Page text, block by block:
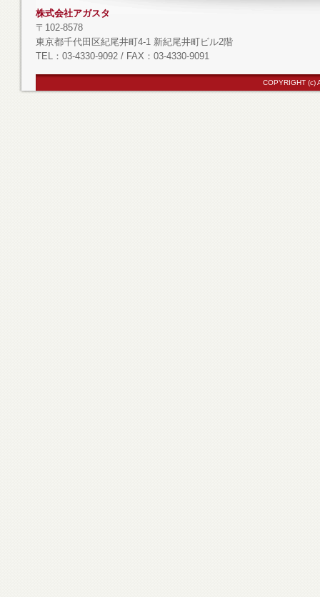
株式会社アガスタ
〒102-8578
東京都千代田区紀尾井町4-1 新紀尾井町ビル2階
TEL：03-4330-9092 / FAX：03-4330-9091
COPYRIGHT (c)